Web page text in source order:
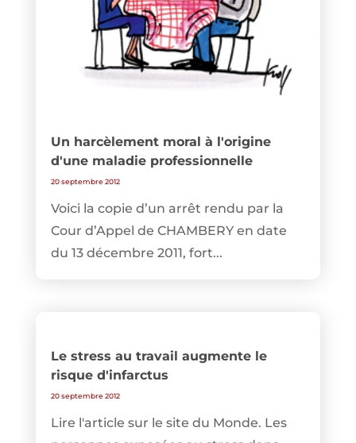
Un harcèlement moral à l'origine
d'une maladie professionnelle
20 septembre 2012
Voici la copie d’un arrêt rendu par la
Cour d’Appel de CHAMBERY en date
du 13 décembre 2011, fort...
Le stress au travail augmente le
risque d'infarctus
20 septembre 2012
Lire l'article sur le site du Monde. Les